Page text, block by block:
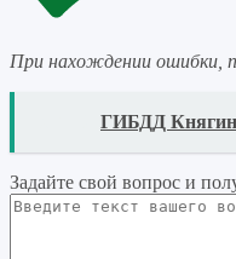
При нахождении ошибки,
ГИБДД
Задайте свой вопрос и